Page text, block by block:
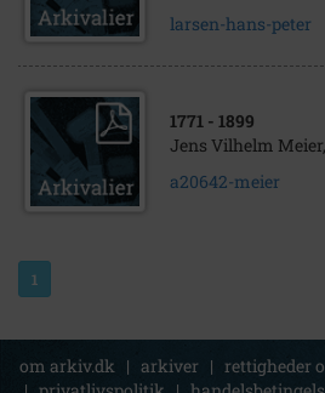
larsen-hans-peter
1771 - 1899
Jens Vilhelm
a20642-meier
1
om arkiv.dk | arkiver | rettigheder